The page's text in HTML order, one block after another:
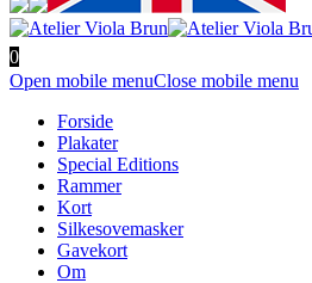
0
Open mobile menuClose mobile menu
Forside
Plakater
Special Editions
Rammer
Kort
Silkesovemasker
Gavekort
Om